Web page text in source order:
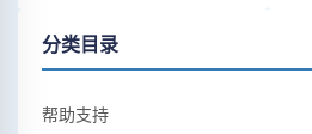
分类目录
帮助支持